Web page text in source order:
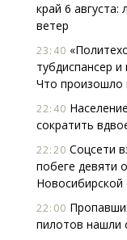
край 6 августа:
ветер
23:40
тубдиспансер
Что произошло
22:40
сократить
22:20 Соцсети
побеге девяти
Новосибирской
22:00
пилотов нашли